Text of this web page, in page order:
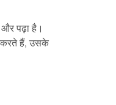
पढ़ा है।
करते हैं, उसके